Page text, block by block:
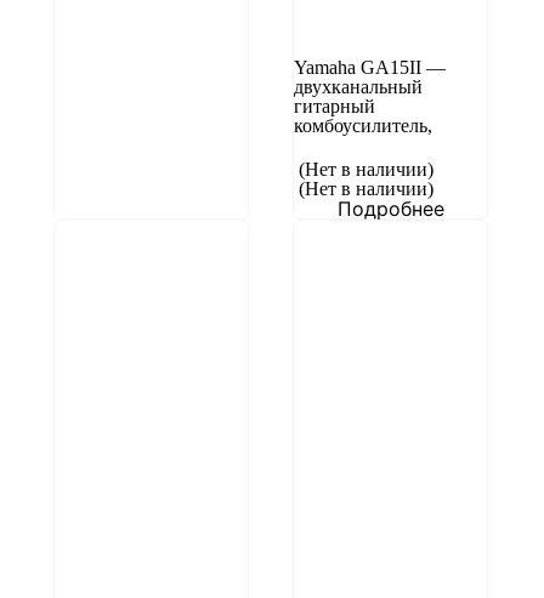
Yamaha GA15II —
двухканальный
гитарный
комбоусилитель,
(Нет в наличии)
(Нет в наличии)
Подробнее